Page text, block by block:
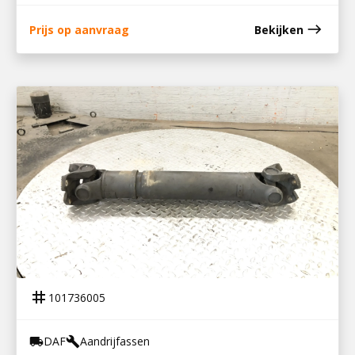
Prijs op aanvraag Bekijken east
101736005
AANDRIJFAS CF 86
tag 101736005
local_shippingDAFbuildAandrijfassen